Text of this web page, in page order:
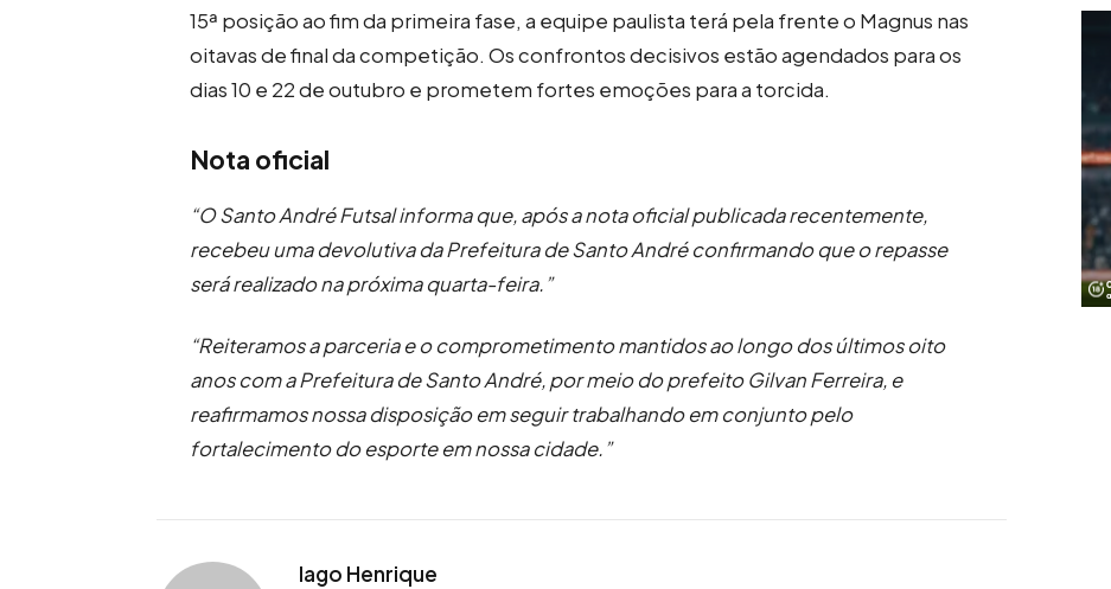
15ª posição ao fim da primeira fase, a equipe paulista terá pela frente o Magnus nas
oitavas de final da competição. Os confrontos decisivos estão agendados para os
dias 10 e 22 de outubro e prometem fortes emoções para a torcida.
Nota oficial
“O Santo André Futsal informa que, após a nota oficial publicada recentemente,
recebeu uma devolutiva da Prefeitura de Santo André confirmando que o repasse
será realizado na próxima quarta-feira.”
“Reiteramos a parceria e o comprometimento mantidos ao longo dos últimos oito
anos com a Prefeitura de Santo André, por meio do prefeito Gilvan Ferreira, e
reafirmamos nossa disposição em seguir trabalhando em conjunto pelo
fortalecimento do esporte em nossa cidade.”
Iago Henrique